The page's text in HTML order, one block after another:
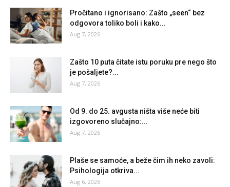
Pročitano i ignorisano: Zašto „seen“ bez
odgovora toliko boli i kako...
Aug 7, 2026
Zašto 10 puta čitate istu poruku pre nego što
je pošaljete?...
Aug 7, 2026
Od 9. do 25. avgusta ništa više neće biti
izgovoreno slučajno:...
Aug 7, 2026
Plaše se samoće, a beže čim ih neko zavoli:
Psihologija otkriva...
Aug 6, 2026